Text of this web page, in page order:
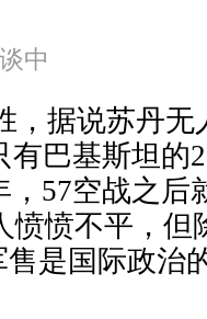
中
，据说苏丹
有巴基斯坦的
，57空战之后
愤愤不平，但
售是国际政治